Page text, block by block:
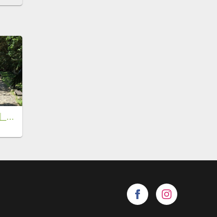
《苗栗》清涼步道｜ 南庄蓬萊溪護魚步道及四十二份坪步道20260621